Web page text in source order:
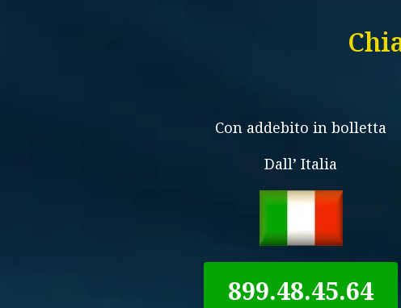
Con addebito in bolletta
Dall’ Italia
899.48.45.64